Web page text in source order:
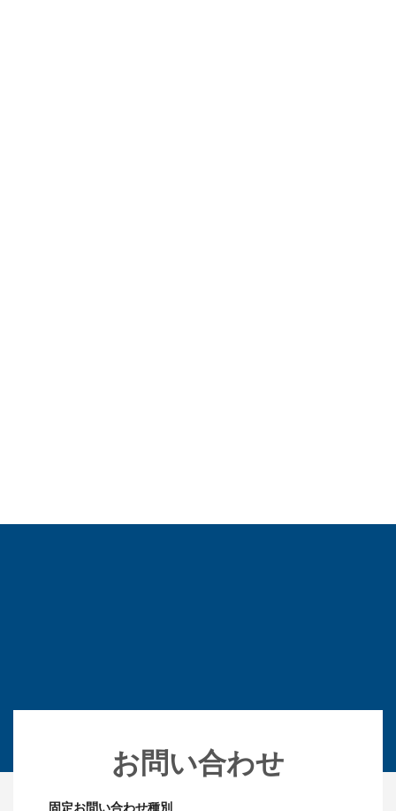
お問い合わせ
固定お問い合わせ種別